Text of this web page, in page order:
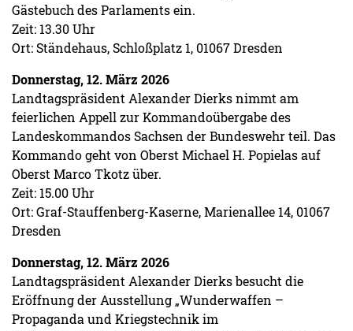
Gästebuch des Parlaments ein.
Zeit: 13.30 Uhr
Ort: Ständehaus, Schloßplatz 1, 01067 Dresden
Donnerstag, 12. März 2026
Landtagspräsident Alexander Dierks nimmt am
feierlichen Appell zur Kommandoübergabe des
Landeskommandos Sachsen der Bundeswehr teil. Das
Kommando geht von Oberst Michael H. Popielas auf
Oberst Marco Tkotz über.
Zeit: 15.00 Uhr
Ort: Graf-Stauffenberg-Kaserne, Marienallee 14, 01067
Dresden
Donnerstag, 12. März 2026
Landtagspräsident Alexander Dierks besucht die
Eröffnung der Ausstellung „Wunderwaffen –
Propaganda und Kriegstechnik im